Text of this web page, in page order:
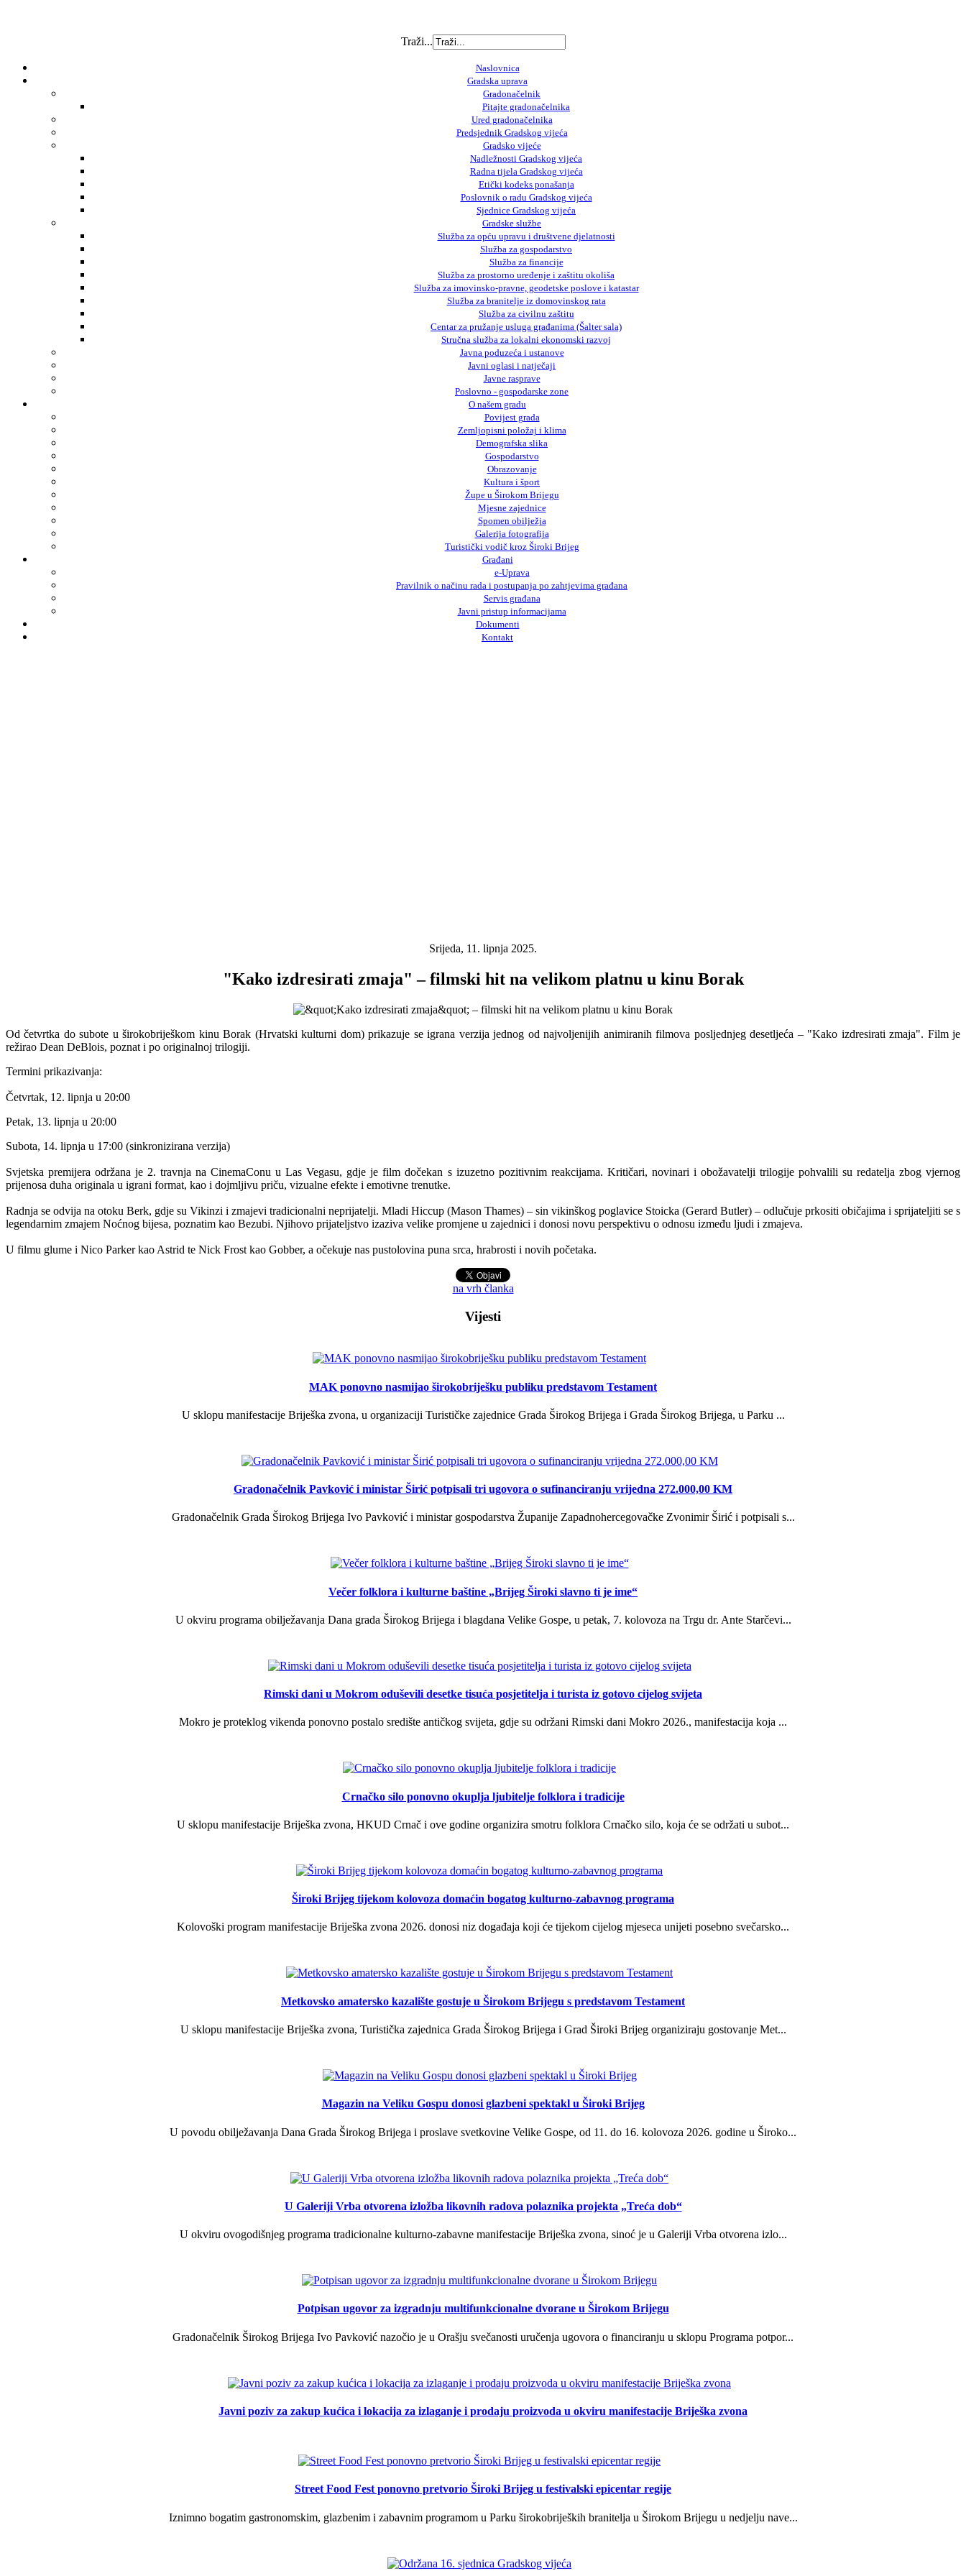
Traži...
Naslovnica
Gradska uprava
Gradonačelnik
Pitajte gradonačelnika
Ured gradonačelnika
Predsjednik Gradskog vijeća
Gradsko vijeće
Nadležnosti Gradskog vijeća
Radna tijela Gradskog vijeća
Etički kodeks ponašanja
Poslovnik o radu Gradskog vijeća
Sjednice Gradskog vijeća
Gradske službe
Služba za opću upravu i društvene djelatnosti
Služba za gospodarstvo
Služba za financije
Služba za prostorno uređenje i zaštitu okoliša
Služba za imovinsko-pravne, geodetske poslove i katastar
Služba za branitelje iz domovinskog rata
Služba za civilnu zaštitu
Centar za pružanje usluga građanima (Šalter sala)
Stručna služba za lokalni ekonomski razvoj
Javna poduzeća i ustanove
Javni oglasi i natječaji
Javne rasprave
Poslovno - gospodarske zone
O našem gradu
Povijest grada
Zemljopisni položaj i klima
Demografska slika
Gospodarstvo
Obrazovanje
Kultura i šport
Župe u Širokom Brijegu
Mjesne zajednice
Spomen obilježja
Galerija fotografija
Turistički vodič kroz Široki Brijeg
Građani
e-Uprava
Pravilnik o načinu rada i postupanja po zahtjevima građana
Servis građana
Javni pristup informacijama
Dokumenti
Kontakt
Srijeda, 11. lipnja 2025.
"Kako izdresirati zmaja" – filmski hit na velikom platnu u kinu Borak
Od četvrtka do subote u širokobriješkom kinu Borak (Hrvatski kulturni dom) prikazuje se igrana verzija jednog od najvoljenijih animiranih filmova posljednjeg desetljeća – "Kako izdresirati zmaja". Film je
režirao Dean DeBlois, poznat i po originalnoj trilogiji.
Termini prikazivanja:
Četvrtak, 12. lipnja u 20:00
Petak, 13. lipnja u 20:00
Subota, 14. lipnja u 17:00 (sinkronizirana verzija)
Svjetska premijera održana je 2. travnja na CinemaConu u Las Vegasu, gdje je film dočekan s izuzetno pozitivnim reakcijama. Kritičari, novinari i obožavatelji trilogije pohvalili su redatelja zbog vjernog
prijenosa duha originala u igrani format, kao i dojmljivu priču, vizualne efekte i emotivne trenutke.
Radnja se odvija na otoku Berk, gdje su Vikinzi i zmajevi tradicionalni neprijatelji. Mladi Hiccup (Mason Thames) – sin vikinškog poglavice Stoicka (Gerard Butler) – odlučuje prkositi običajima i sprijateljiti se s
legendarnim zmajem Noćnog bijesa, poznatim kao Bezubi. Njihovo prijateljstvo izaziva velike promjene u zajednici i donosi novu perspektivu o odnosu između ljudi i zmajeva.
U filmu glume i Nico Parker kao Astrid te Nick Frost kao Gobber, a očekuje nas pustolovina puna srca, hrabrosti i novih početaka.
na vrh članka
Vijesti
MAK ponovno nasmijao širokobriješku publiku predstavom Testament
U sklopu manifestacije Briješka zvona, u organizaciji Turističke zajednice Grada Širokog Brijega i Grada Širokog Brijega, u Parku ...
Gradonačelnik Pavković i ministar Širić potpisali tri ugovora o sufinanciranju vrijedna 272.000,00 KM
Gradonačelnik Grada Širokog Brijega Ivo Pavković i ministar gospodarstva Županije Zapadnohercegovačke Zvonimir Širić i potpisali s...
Večer folklora i kulturne baštine „Brijeg Široki slavno ti je ime“
U okviru programa obilježavanja Dana grada Širokog Brijega i blagdana Velike Gospe, u petak, 7. kolovoza na Trgu dr. Ante Starčevi...
Rimski dani u Mokrom oduševili desetke tisuća posjetitelja i turista iz gotovo cijelog svijeta
Mokro je proteklog vikenda ponovno postalo središte antičkog svijeta, gdje su održani Rimski dani Mokro 2026., manifestacija koja ...
Crnačko silo ponovno okuplja ljubitelje folklora i tradicije
U sklopu manifestacije Briješka zvona, HKUD Crnač i ove godine organizira smotru folklora Crnačko silo, koja će se održati u subot...
Široki Brijeg tijekom kolovoza domaćin bogatog kulturno-zabavnog programa
Kolovoški program manifestacije Briješka zvona 2026. donosi niz događaja koji će tijekom cijelog mjeseca unijeti posebno svečarsko...
Metkovsko amatersko kazalište gostuje u Širokom Brijegu s predstavom Testament
U sklopu manifestacije Briješka zvona, Turistička zajednica Grada Širokog Brijega i Grad Široki Brijeg organiziraju gostovanje Met...
Magazin na Veliku Gospu donosi glazbeni spektakl u Široki Brijeg
U povodu obilježavanja Dana Grada Širokog Brijega i proslave svetkovine Velike Gospe, od 11. do 16. kolovoza 2026. godine u Široko...
U Galeriji Vrba otvorena izložba likovnih radova polaznika projekta „Treća dob“
U okviru ovogodišnjeg programa tradicionalne kulturno-zabavne manifestacije Briješka zvona, sinoć je u Galeriji Vrba otvorena izlo...
Potpisan ugovor za izgradnju multifunkcionalne dvorane u Širokom Brijegu
Gradonačelnik Širokog Brijega Ivo Pavković nazočio je u Orašju svečanosti uručenja ugovora o financiranju u sklopu Programa potpor...
Javni poziv za zakup kućica i lokacija za izlaganje i prodaju proizvoda u okviru manifestacije Briješka zvona
Street Food Fest ponovno pretvorio Široki Brijeg u festivalski epicentar regije
Iznimno bogatim gastronomskim, glazbenim i zabavnim programom u Parku širokobrijeških branitelja u Širokom Brijegu u nedjelju nave...